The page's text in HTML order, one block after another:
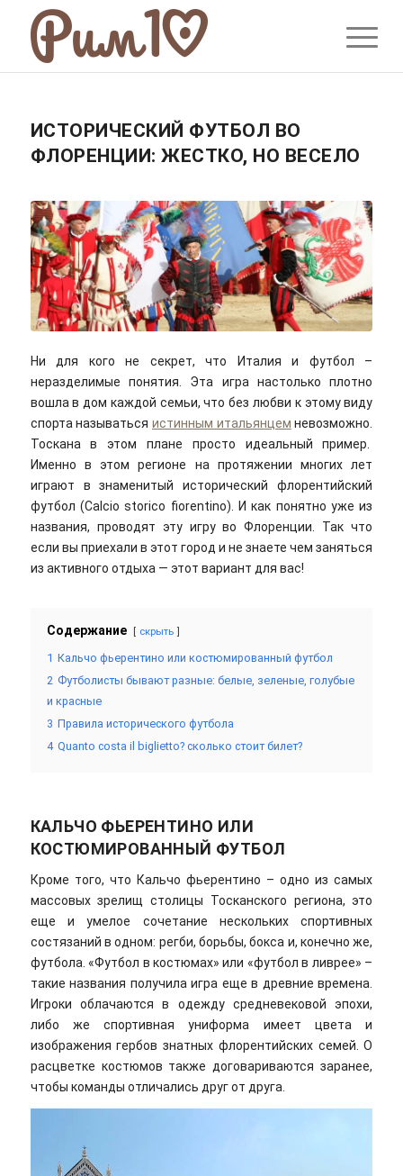
ИСТОРИЧЕСКИЙ ФУТБОЛ ВО
ФЛОРЕНЦИИ: ЖЕСТКО, НО ВЕСЕЛО
Ни для кого не секрет, что Италия и футбол –
неразделимые понятия. Эта игра настолько плотно
вошла в дом каждой семьи, что без любви к этому виду
спорта называться истинным итальянцем невозможно.
Тоскана в этом плане просто идеальный пример.
Именно в этом регионе на протяжении многих лет
играют в знаменитый исторический флорентийский
футбол (Calcio storico fiorentino). И как понятно уже из
названия, проводят эту игру во Флоренции. Так что
если вы приехали в этот город и не знаете чем заняться
из активного отдыха — этот вариант для вас!
Содержание скрыть
1 Кальчо фьерентино или костюмированный футбол
2 Футболисты бывают разные: белые, зеленые, голубые
и красные
3 Правила исторического футбола
4 Quanto costa il biglietto? сколько стоит билет?
КАЛЬЧО ФЬЕРЕНТИНО ИЛИ
КОСТЮМИРОВАННЫЙ ФУТБОЛ
Кроме того, что Кальчо фьерентино – одно из самых
массовых зрелищ столицы Тосканского региона, это
еще и умелое сочетание нескольких спортивных
состязаний в одном: регби, борьбы, бокса и, конечно же,
футбола. «Футбол в костюмах» или «футбол в ливрее» –
такие названия получила игра еще в древние времена.
Игроки облачаются в одежду средневековой эпохи,
либо же спортивная униформа имеет цвета и
изображения гербов знатных флорентийских семей. О
расцветке костюмов также договариваются заранее,
чтобы команды отличались друг от друга.